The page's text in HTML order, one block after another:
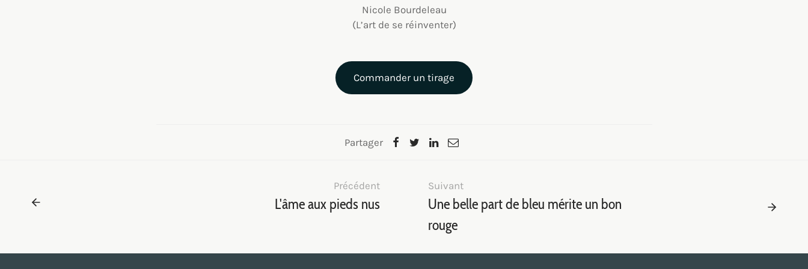
Nicole Bourdeleau
(L’art de se réinventer)
Commander un tirage
Partager
Précédent
L'âme aux pieds nus
Suivant
Une belle part de bleu mérite un bon
rouge